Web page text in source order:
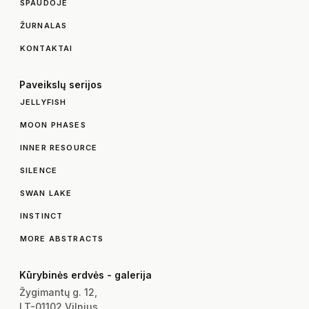
SPAUDOJE
ŽURNALAS
KONTAKTAI
Paveikslų serijos
JELLYFISH
MOON PHASES
INNER RESOURCE
SILENCE
SWAN LAKE
INSTINCT
MORE ABSTRACTS
Kūrybinės erdvės - galerija
Žygimantų g. 12,
LT-01102 Vilnius